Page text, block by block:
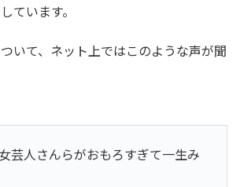
ています。
ついて、ネット上ではこのような声が聞
芸人さんらがおもろすぎて一生み